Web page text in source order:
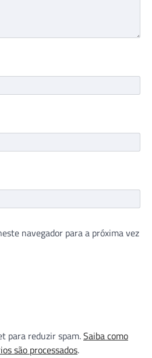
navegador para a próxima vez
para reduzir spam.Saiba como
são processados.